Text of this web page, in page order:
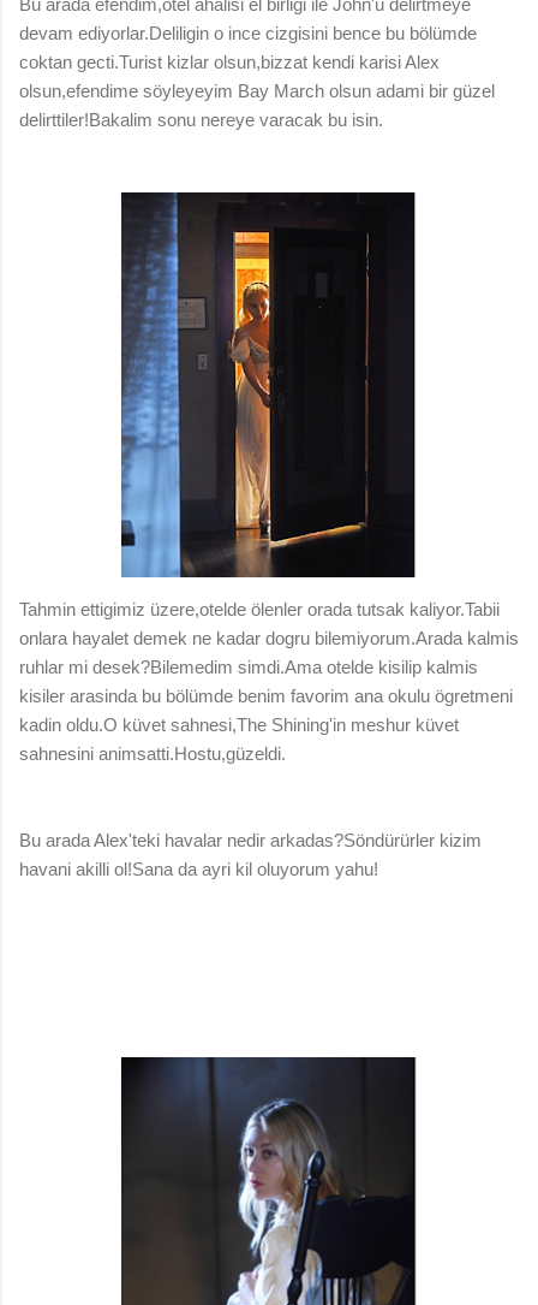
devam ediyorlar.Deliligin o ince cizgisini bence bu bölümde
coktan gecti.Turist kizlar olsun,bizzat kendi karisi Alex
olsun,efendime söyleyeyim Bay March olsun adami bir güzel
delirttiler!Bakalim sonu nereye varacak bu isin.
Tahmin ettigimiz üzere,otelde ölenler orada tutsak kaliyor.Tabii
onlara hayalet demek ne kadar dogru bilemiyorum.Arada kalmis
ruhlar mi desek?Bilemedim simdi.Ama otelde kisilip kalmis
kisiler arasinda bu bölümde benim favorim ana okulu ögretmeni
kadin oldu.O küvet sahnesi,The Shining'in meshur küvet
sahnesini animsatti.Hostu,güzeldi.
Bu arada Alex'teki havalar nedir arkadas?Söndürürler kizim
havani akilli ol!Sana da ayri kil oluyorum yahu!